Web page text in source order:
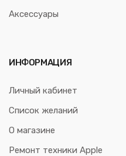
Аксессуары
ИНФОРМАЦИЯ
Личный кабинет
Список желаний
О магазине
Ремонт техники Apple